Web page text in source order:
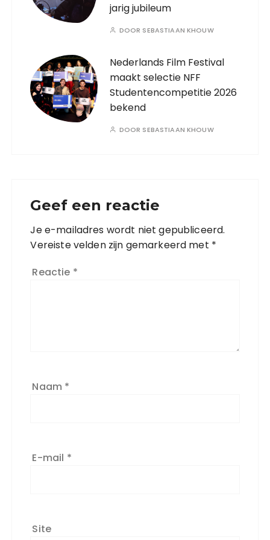
jarig jubileum
DOOR SEBASTIAAN KHOUW
Nederlands Film Festival
maakt selectie NFF
Studentencompetitie 2026
bekend
DOOR SEBASTIAAN KHOUW
Geef een reactie
Je e-mailadres wordt niet gepubliceerd.
Vereiste velden zijn gemarkeerd met *
Reactie *
Naam *
E-mail *
Site